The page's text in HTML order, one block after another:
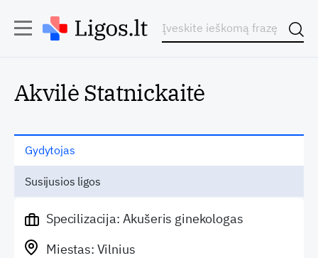
Akvilė Statnickaitė
Gydytojas
Susijusios ligos
Specilizacija: Akušeris ginekologas
Miestas: Vilnius